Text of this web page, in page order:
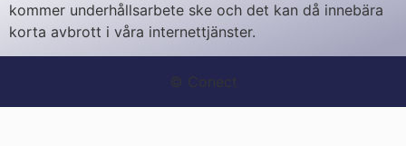
kommer underhållsarbete ske och det kan då innebära
korta avbrott i våra internettjänster.
© Conect